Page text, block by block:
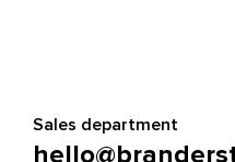
Sales department